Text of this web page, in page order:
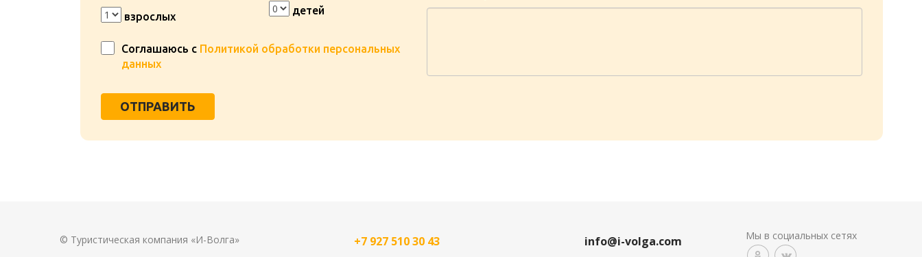
детей
взрослых
Соглашаюсь с Политикой обработки персональных
данных
ОТПРАВИТЬ
© Туристическая компания «И-Волга»
+7 927 510 30 43 info@i-volga.com Мы в социальных сетях